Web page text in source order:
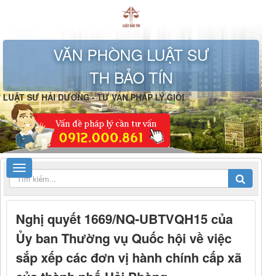
VĂN PHÒNG LUẬT SƯ
TH BẢO TÍN
LUẬT SƯ HẢI DƯƠNG - TƯ VẤN PHÁP LÝ GIỎI
Nghị quyết 1669/NQ-UBTVQH15 của
Ủy ban Thường vụ Quốc hội về việc
sắp xếp các đơn vị hành chính cấp xã